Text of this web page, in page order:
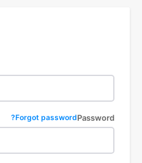
Password
Forgot password?